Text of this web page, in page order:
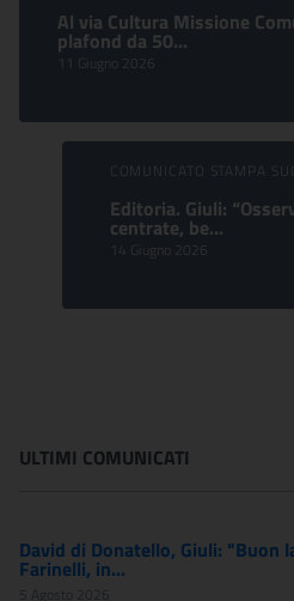
Al via Cultura Missione
plafond da 50...
11 Giugno 2026
COMUNICATO STAMPA
Editoria. Giuli:
centrate, be...
14 Giugno 2026
ULTIMI COMUNICATI
David di Donatello, Giuli: "Buon
Farinelli, in...
5 Agosto 2026